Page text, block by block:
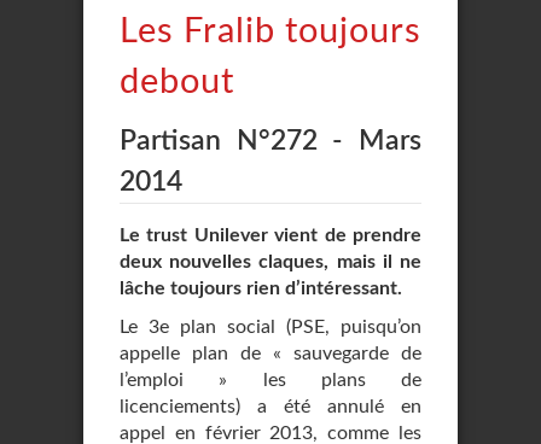
Les Fralib toujours
debout
Partisan N°272 - Mars
2014
Le trust Unilever vient de prendre
deux nouvelles claques, mais il ne
lâche toujours rien d’intéressant.
Le 3e plan social (PSE, puisqu’on
appelle plan de « sauvegarde de
l’emploi » les plans de
licenciements) a été annulé en
appel en février 2013, comme les